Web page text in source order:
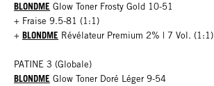
BLONDME Glow Toner Frosty Gold 10-51
+ Fraise 9.5-81 (1:1)
+ BLONDME Révélateur Premium 2% | 7 Vol. (1:1)
PATINE 3 (Globale)
BLONDME Glow Toner Doré Léger 9-54